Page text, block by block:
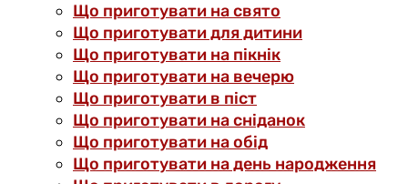
Що приготувати на свято
Що приготувати для дитини
Що приготувати на пікнік
Що приготувати на вечерю
Що приготувати в піст
Що приготувати на сніданок
Що приготувати на обід
Що приготувати на день народження